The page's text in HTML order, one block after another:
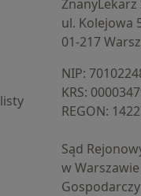
ZnanyLekarz
ul. Kolejowa
01-217
NIP:
KRS:
REGON:
Sąd
w Warszawie
Gospodarczy